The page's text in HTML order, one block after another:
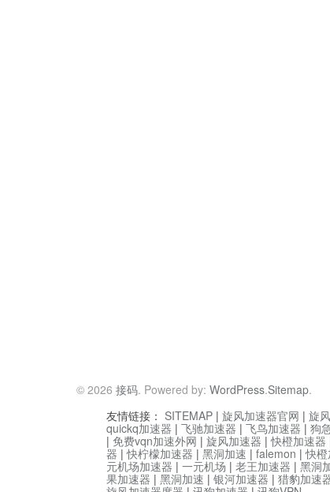
© 2026 接码. Powered by: WordPress.Sitemap.
友情链接： SITEMAP | 旋风加速器官网 | 旋
quickq加速器 | 飞驰加速器 | 飞鸟加速器 | 狗
| 免费vqn加速外网 | 旋风加速器 |快橙加速器
器 |快柠檬加速器 | 黑洞加速 | falemon |快
元机场加速器 | 一元机场 | 老王加速器 | 黑洞
果加速器 | 黑洞加速 | 银河加速器 | 猎豹加速